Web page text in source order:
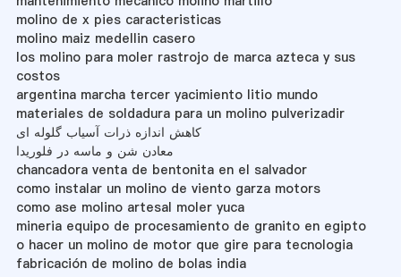
molino de x pies caracteristicas
molino maiz medellin casero
los molino para moler rastrojo de marca azteca y sus
costos
argentina marcha tercer yacimiento litio mundo
materiales de soldadura para un molino pulverizadir
کاهش اندازه ذرات آسیاب گلوله ای
معادن شن و ماسه در فلوریدا
chancadora venta de bentonita en el salvador
como instalar un molino de viento garza motors
como ase molino artesal moler yuca
mineria equipo de procesamiento de granito en egipto
o hacer un molino de motor que gire para tecnologia
fabricación de molino de bolas india